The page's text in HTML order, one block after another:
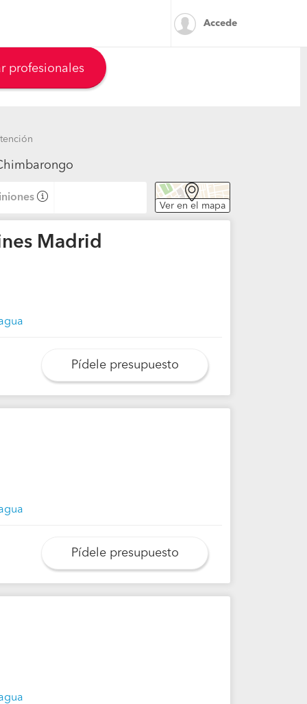
Accede
profesionales
Ver en el mapa
Madrid
Pídele presupuesto
Pídele presupuesto